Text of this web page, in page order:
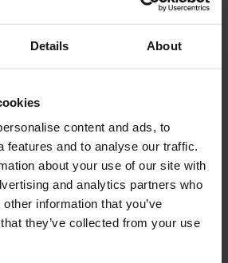
Details About
content and ads, to
features and to analyse our traffic.
about your use of our site with
and analytics partners who
information that you’ve
they’ve collected from your use
sonorità sperimentali o
qualcosa di diverso, Virtus
di Virtus FM per una
imperdibile! Scopri la
!
Share